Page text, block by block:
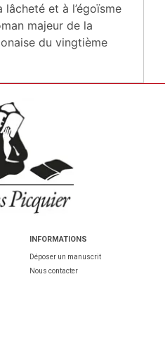
et à l’égoïsme
majeur de la
du vingtième
INFORMATIONS
Déposer un manuscrit
Nous contacter